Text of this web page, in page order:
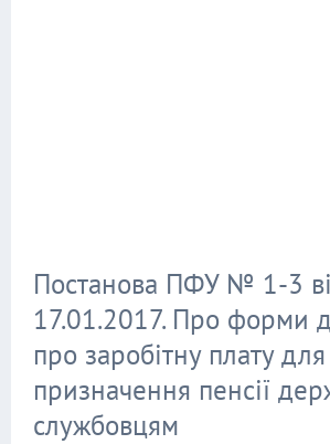
Постанова ПФУ № 1-3
17.01.2017. Про форми
про заробітну плату для
призначення пенсії
службовцям